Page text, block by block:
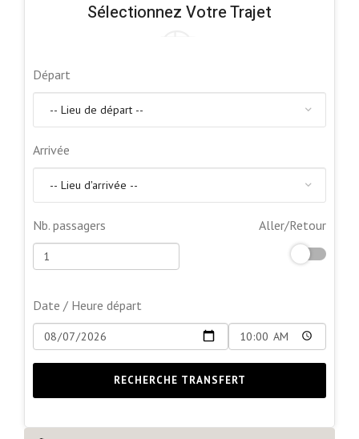
Sélectionnez Votre Trajet
Départ
Arrivée
Nb. passagers Aller/Retour
Date / Heure départ
RECHERCHE TRANSFERT